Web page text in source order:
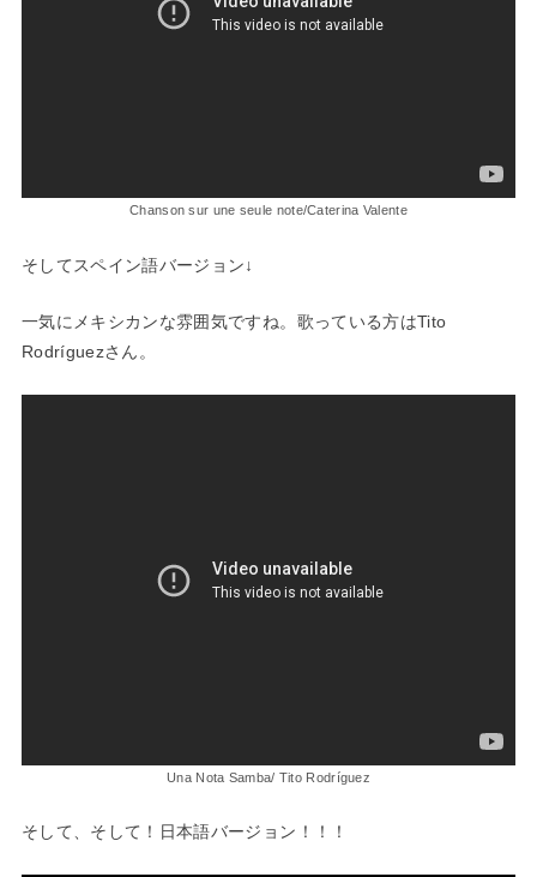
Chanson sur une seule note/Caterina Valente
そしてスペイン語バージョン↓
一気にメキシカンな雰囲気ですね。歌っている方はTito
Rodríguezさん。
Una Nota Samba/ Tito Rodríguez
そして、そして！日本語バージョン！！！